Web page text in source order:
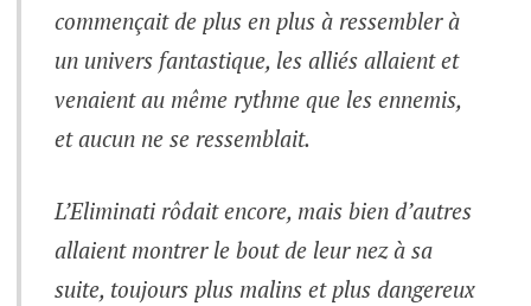
commençait de plus en plus à ressembler à
un univers fantastique, les alliés allaient et
venaient au même rythme que les ennemis,
et aucun ne se ressemblait.
L’Eliminati rôdait encore, mais bien d’autres
allaient montrer le bout de leur nez à sa
suite, toujours plus malins et plus dangereux